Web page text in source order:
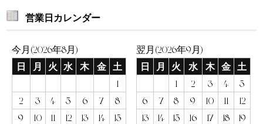
営業日カレンダー
今月(2026年8月)
日
月 火 水 木 金
土
1
2
3 4 5 6 7
8
9
10 11 12 13 14
15
翌月(2026年9月)
日
月 火 水 木 金
土
1
2 3 4
5
6
7 8 9 10 11
12
13
14 15 16 17 18
19